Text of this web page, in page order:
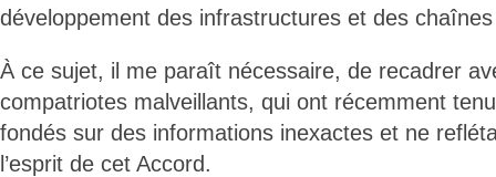
développement des infrastructures et des
À ce sujet, il me paraît nécessaire, de recadrer
compatriotes malveillants, qui ont récemment
fondés sur des informations inexactes et ne
l’esprit de cet Accord.